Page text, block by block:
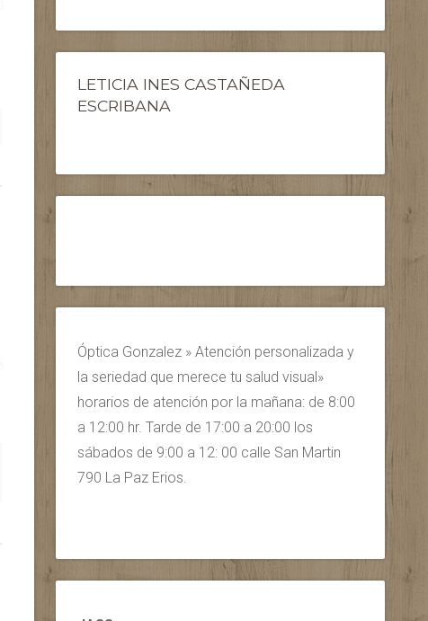
LETICIA INES CASTAÑEDA
ESCRIBANA
Óptica Gonzalez » Atención personalizada y
la seriedad que merece tu salud visual»
horarios de atención por la mañana: de 8:00
a 12:00 hr. Tarde de 17:00 a 20:00 los
sábados de 9:00 a 12: 00 calle San Martin
790 La Paz Erios.